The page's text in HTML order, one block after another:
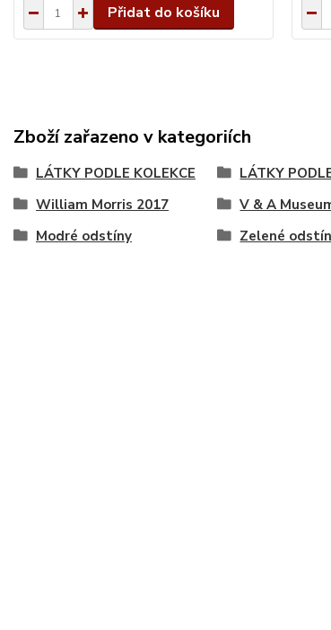
Přidat do košíku
Zboží zařazeno v kategoriích
LÁTKY PODLE KOLEKCE LÁTKY
William Morris 2017
V & A
Modré odstíny
Zelené